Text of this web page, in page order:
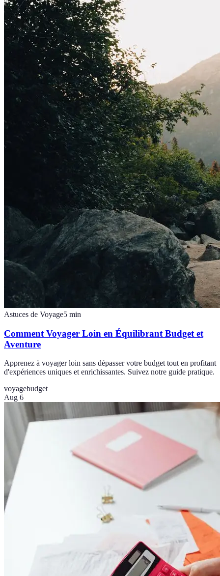
Astuces de Voyage5 min
Comment Voyager Loin en Équilibrant Budget et
Aventure
Apprenez à voyager loin sans dépasser votre budget tout en profitant
d'expériences uniques et enrichissantes. Suivez notre guide pratique.
voyagebudget
Aug 6